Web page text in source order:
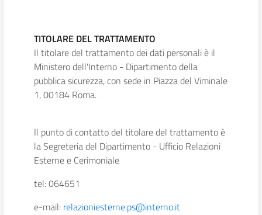
TITOLARE DEL TRATTAMENTO
Il titolare del trattamento dei dati personali è il
Ministero dell'Interno - Dipartimento della
pubblica sicurezza, con sede in Piazza del Viminale
1, 00184 Roma.
Il punto di contatto del titolare del trattamento è
la Segreteria del Dipartimento - Ufficio Relazioni
Esterne e Cerimoniale
tel: 064651
e-mail: relazioniesterne.ps@interno.it